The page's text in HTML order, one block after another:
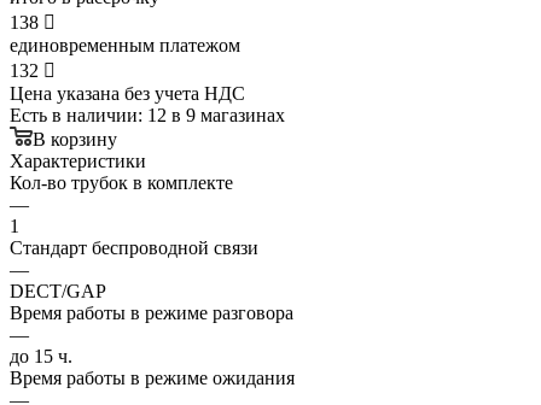
138 
единовременным платежом
132 
Цена указана без учета НДС
Есть в наличии: 12 в 9 магазинах
В корзину
Характеристики
Кол-во трубок в комплекте
—
1
Стандарт беспроводной связи
—
DECT/GAP
Время работы в режиме разговора
—
до 15 ч.
Время работы в режиме ожидания
—